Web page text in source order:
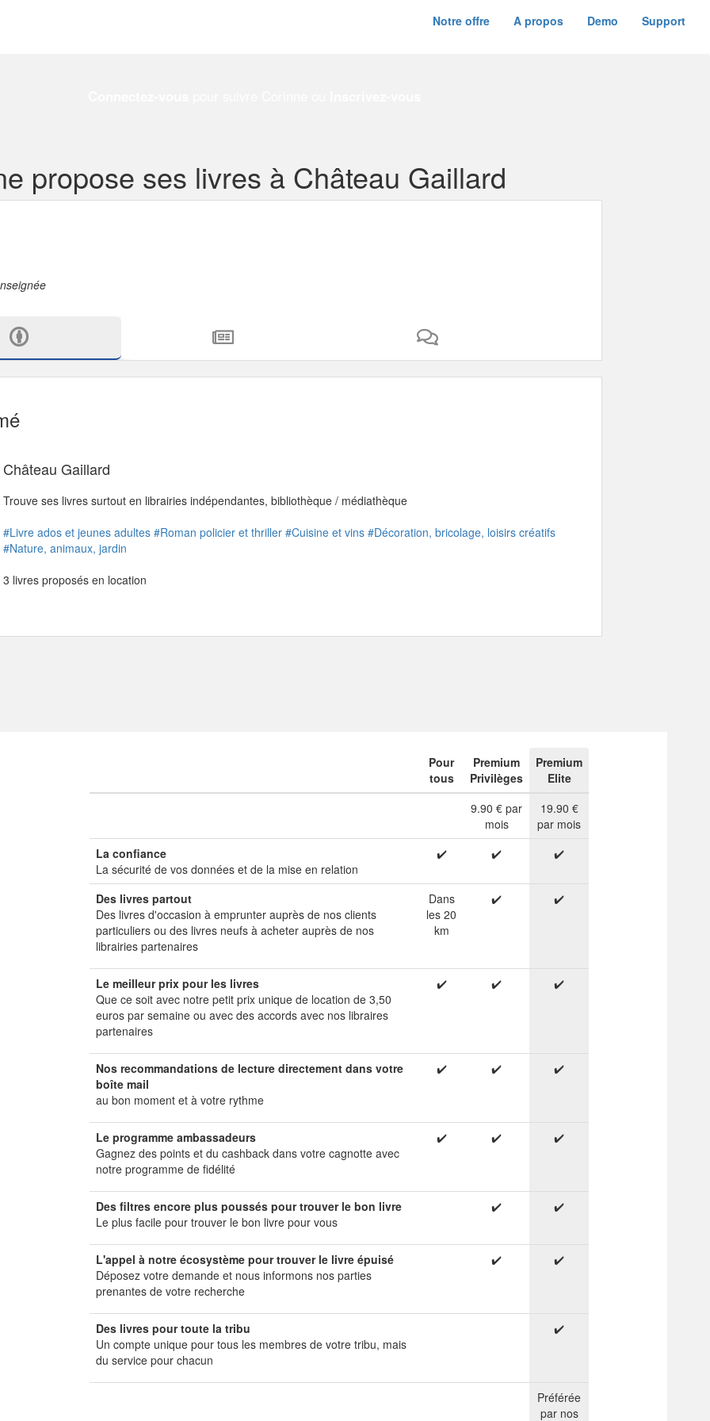
Notre offre A propos Demo Support
propose ses livres à Château Gaillard
Château Gaillard
Trouve ses livres surtout en librairies indépendantes, bibliothèque / médiathèque
#Livre ados et jeunes adultes #Roman policier et thriller #Cuisine et vins #Décoration, bricolage, loisirs créatifs
#Nature, animaux, jardin
3 livres proposés en location
Pour
tous
Premium
Privilèges
Premium
Elite
9.90 € par
mois
19.90 €
par mois
La confiance
La sécurité de vos données et de la mise en relation
✔️ ✔️ ✔️
Des livres partout
Des livres d'occasion à emprunter auprès de nos clients
particuliers ou des livres neufs à acheter auprès de nos
librairies partenaires
Dans
les 20
km
✔️ ✔️
Le meilleur prix pour les livres
Que ce soit avec notre petit prix unique de location de 3,50
euros par semaine ou avec des accords avec nos libraires
partenaires
✔️ ✔️ ✔️
Nos recommandations de lecture directement dans votre
boîte mail
au bon moment et à votre rythme
✔️ ✔️ ✔️
Le programme ambassadeurs
Gagnez des points et du cashback dans votre cagnotte avec
notre programme de fidélité
✔️ ✔️ ✔️
Des filtres encore plus poussés pour trouver le bon livre
Le plus facile pour trouver le bon livre pour vous
✔️ ✔️
L'appel à notre écosystème pour trouver le livre épuisé
Déposez votre demande et nous informons nos parties
prenantes de votre recherche
✔️ ✔️
Des livres pour toute la tribu
Un compte unique pour tous les membres de votre tribu, mais
du service pour chacun
✔️
Préférée
par nos